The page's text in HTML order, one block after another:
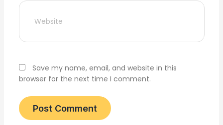
Website
Save my name, email, and website in this
browser for the next time I comment.